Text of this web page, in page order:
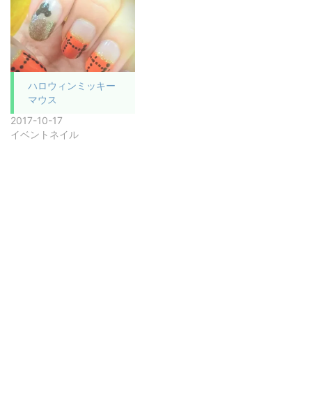
ハロウィンミッキー
マウス
2017-10-17
イベントネイル